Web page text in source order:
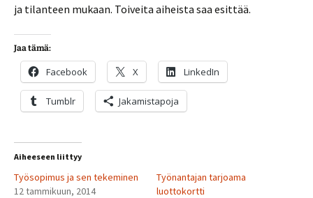
ja tilanteen mukaan. Toiveita aiheista saa esittää.
Jaa tämä:
Facebook X LinkedIn
Tumblr Jakamistapoja
Aiheeseen liittyy
Työsopimus ja sen tekeminen
12 tammikuun, 2014
Työnantajan tarjoama
luottokortti